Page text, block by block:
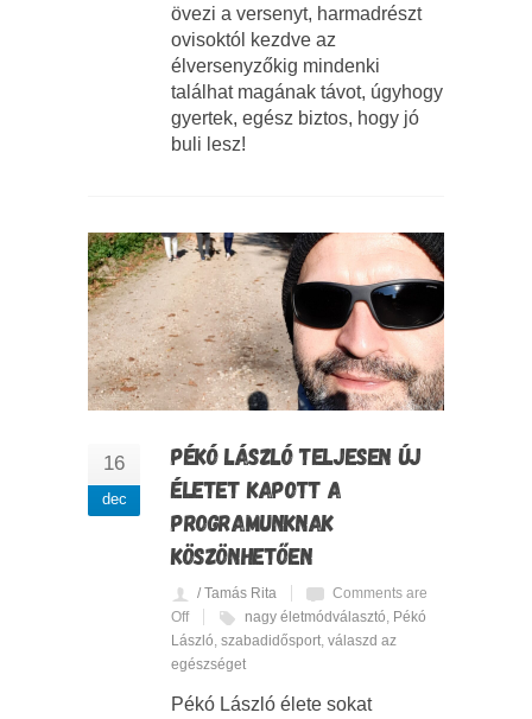
övezi a versenyt, harmadrészt
ovisoktól kezdve az
élversenyzőkig mindenki
találhat magának távot, úgyhogy
gyertek, egész biztos, hogy jó
buli lesz!
16
dec
PÉKÓ LÁSZLÓ TELJESEN ÚJ
ÉLETET KAPOTT A
PROGRAMUNKNAK
KÖSZÖNHETŐEN
/ Tamás Rita
Comments are
Off
nagy életmódválasztó, Pékó
László, szabadidősport, válaszd az
egészséget
Pékó László élete sokat